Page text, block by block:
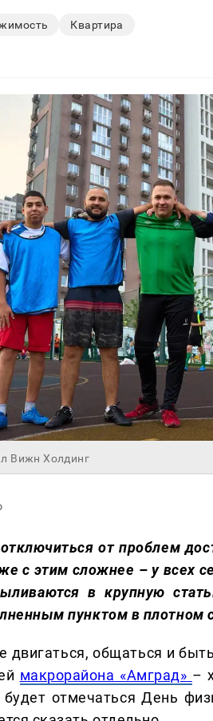
Квартира
Вижн Холдинг
от проблем
с этим сложнее – у всех
в крупную
пунктом в плотном
двигаться, общаться и
макрорайона «Амград» –
будет отмечаться День